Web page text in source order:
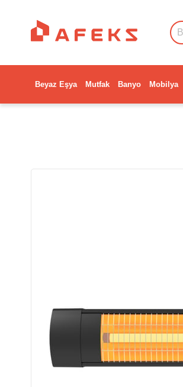
Beyaz Eşya Mutfak Banyo Mobilya